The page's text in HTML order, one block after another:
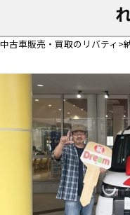
中古車販売・買取のリバティ